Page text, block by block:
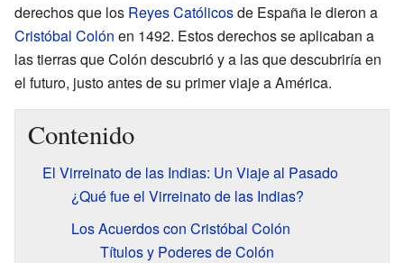
derechos que los Reyes Católicosde España le dieron a
Cristóbal Colón en 1492. Estos derechos se aplicaban a
las tierras que Colón descubrió y a las que descubriría en
el futuro, justo antes de su primer viaje a América.
Contenido
El Virreinato de las Indias: Un Viaje al Pasado
¿Qué fue el Virreinato de las Indias?
Los Acuerdos con Cristóbal Colón
Títulos y Poderes de Colón